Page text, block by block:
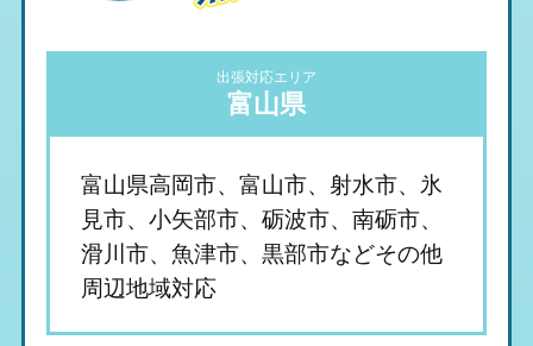
出張対応エリア
富山県
富山県高岡市、富山市、射水市、氷
見市、小矢部市、砺波市、南砺市、
滑川市、魚津市、黒部市などその他
周辺地域対応